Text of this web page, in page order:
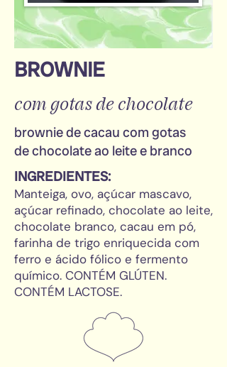
BROWNIE
com gotas de chocolate
brownie de cacau com gotas
de chocolate ao leite e branco
INGREDIENTES:
Manteiga, ovo, açúcar mascavo,
açúcar refinado, chocolate ao leite,
chocolate branco, cacau em pó,
farinha de trigo enriquecida com
ferro e ácido fólico e fermento
químico. CONTÉM GLÚTEN.
CONTÉM LACTOSE.